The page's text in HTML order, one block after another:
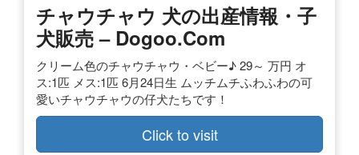
チャウチャウ 犬の出産情報・子
犬販売 – Dogoo.com
クリーム色のチャウチャウ・ベビー♪ 29～ 万円 オ
ス:1匹 メス:1匹 6月24日生 ムッチムチふわふわの可
愛いチャウチャウの仔犬たちです！
Click to visit